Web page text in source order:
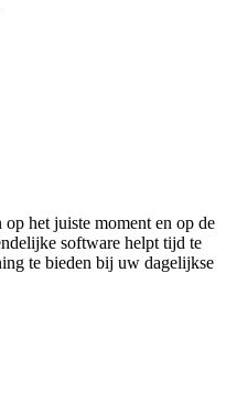
het juiste moment en op de
software helpt tijd te
te bieden bij uw dagelijkse